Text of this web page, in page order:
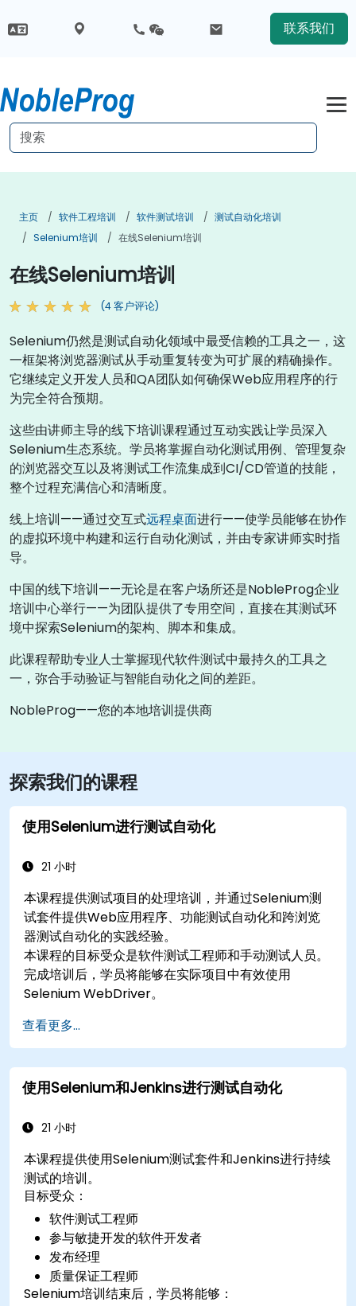
联系我们
主页 软件工程培训 软件测试培训
测试自动化培训
Selenium培训
在线Selenium培训
在线Selenium培训
(4 客户评论)
Selenium仍然是测试自动化领域中最受信赖的工具之一，这
一框架将浏览器测试从手动重复转变为可扩展的精确操作。
它继续定义开发人员和QA团队如何确保Web应用程序的行
为完全符合预期。
这些由讲师主导的线下培训课程通过互动实践让学员深入
Selenium生态系统。学员将掌握自动化测试用例、管理复杂
的浏览器交互以及将测试工作流集成到CI/CD管道的技能，
整个过程充满信心和清晰度。
线上培训——通过交互式远程桌面进行——使学员能够在协作
的虚拟环境中构建和运行自动化测试，并由专家讲师实时指
导。
中国的线下培训——无论是在客户场所还是NobleProg企业
培训中心举行——为团队提供了专用空间，直接在其测试环
境中探索Selenium的架构、脚本和集成。
此课程帮助专业人士掌握现代软件测试中最持久的工具之
一，弥合手动验证与智能自动化之间的差距。
NobleProg——您的本地培训提供商
探索我们的课程
使用Selenium进行测试自动化
21 小时
本课程提供测试项目的处理培训，并通过Selenium测
试套件提供Web应用程序、功能测试自动化和跨浏览
器测试自动化的实践经验。
本课程的目标受众是软件测试工程师和手动测试人员。
完成培训后，学员将能够在实际项目中有效使用
Selenium WebDriver。
查看更多...
使用Selenium和Jenkins进行测试自动化
21 小时
本课程提供使用Selenium测试套件和Jenkins进行持续
测试的培训。
目标受众：
软件测试工程师
参与敏捷开发的软件开发者
发布经理
质量保证工程师
Selenium培训结束后，学员将能够：